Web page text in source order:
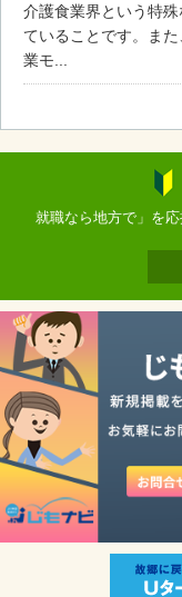
介護食業界という特
ていることです。ま
業モ...
就職なら地方で」を